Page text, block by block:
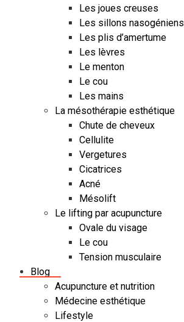
Les joues creuses
Les sillons nasogéniens
Les plis d’amertume
Les lèvres
Le menton
Le cou
Les mains
La mésothérapie esthétique
Chute de cheveux
Cellulite
Vergetures
Cicatrices
Acné
Mésolift
Le lifting par acupuncture
Ovale du visage
Le cou
Tension musculaire
Blog
Acupuncture et nutrition
Médecine esthétique
Lifestyle